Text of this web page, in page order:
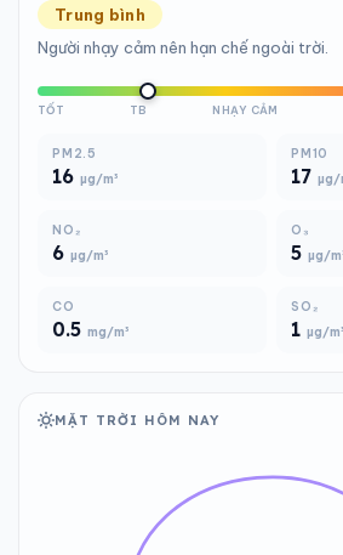
Trung bình
Người nhạy cảm nên hạn chế ngoài trời.
TỐT TB NHẠY CẢM
PM2.5
16 µg/m³
PM10
17 µg/
NO₂
6 µg/m³
O₃
5 µg/
CO
0.5 mg/m³
SO₂
1 µg/m³
MẶT TRỜI HÔM NAY